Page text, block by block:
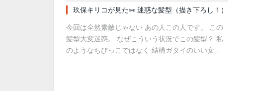
玖保キリコが見た👀 迷惑な髪型（描き下ろし！）
今回は全然素敵じゃない あの人この人です。 この
髪型大変迷惑。 なぜこういう状況でこの髪型？ 私
のようなちびっこではなく 結構ガタイのいい女…